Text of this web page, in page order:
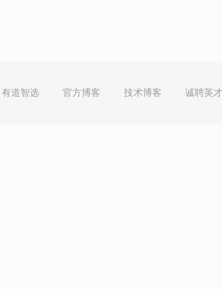
有道智选 官方博客 技术博客 诚聘英才